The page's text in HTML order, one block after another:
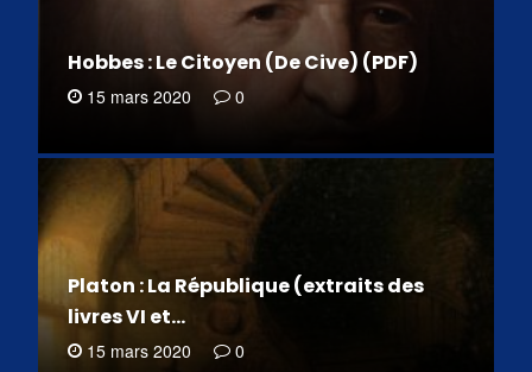
Hobbes : Le Citoyen (De Cive) (PDF)
15 mars 2020 0
Platon : La République (extraits des
livres VI et…
15 mars 2020 0